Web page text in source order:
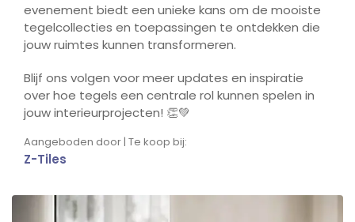
evenement biedt een unieke kans om de mooiste
tegelcollecties en toepassingen te ontdekken die
jouw ruimtes kunnen transformeren.
Blijf ons volgen voor meer updates en inspiratie
over hoe tegels een centrale rol kunnen spelen in
jouw interieurprojecten! 👏💚
Aangeboden door | Te koop bij:
Z-Tiles